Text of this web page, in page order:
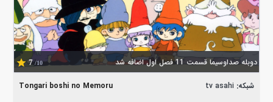
دوبله صداوسیما قسمت 11 فصل اول اضافه شد 7 /10
Tongari boshi no Memoru شبکه: tv asahi